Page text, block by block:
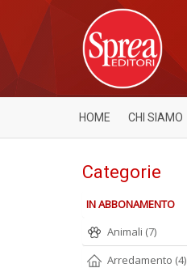
HOME CHI SIAMO
Categorie
IN ABBONAMENTO
Animali (7)
Arredamento (4)